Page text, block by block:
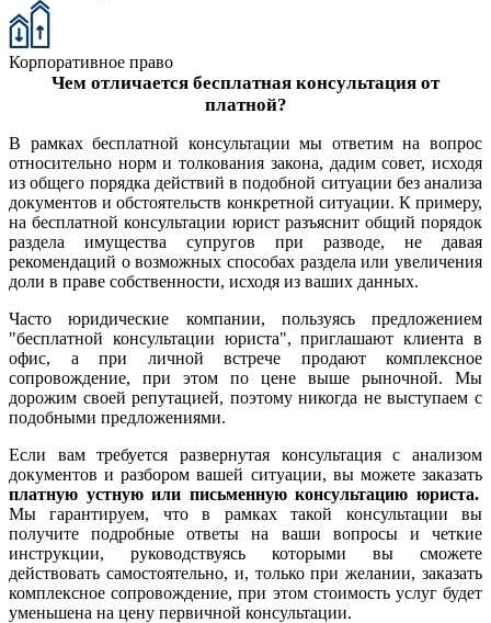
Корпоративное право
Чем отличается бесплатная консультация от
платной?
В рамках бесплатной консультации мы ответим на вопрос
относительно норм и толкования закона, дадим совет, исходя
из общего порядка действий в подобной ситуации без анализа
документов и обстоятельств конкретной ситуации. К примеру,
на бесплатной консультации юрист разъяснит общий порядок
раздела имущества супругов при разводе, не давая
рекомендаций о возможных способах раздела или увеличения
доли в праве собственности, исходя из ваших данных.
Часто юридические компании, пользуясь предложением
"бесплатной консультации юриста", приглашают клиента в
офис, а при личной встрече продают комплексное
сопровождение, при этом по цене выше рыночной. Мы
дорожим своей репутацией, поэтому никогда не выступаем с
подобными предложениями.
Если вам требуется развернутая консультация с анализом
документов и разбором вашей ситуации, вы можете заказать
платную устную или письменную консультацию юриста.
Мы гарантируем, что в рамках такой консультации вы
получите подробные ответы на ваши вопросы и четкие
инструкции, руководствуясь которыми вы сможете
действовать самостоятельно, и, только при желании, заказать
комплексное сопровождение, при этом стоимость услуг будет
уменьшена на цену первичной консультации.